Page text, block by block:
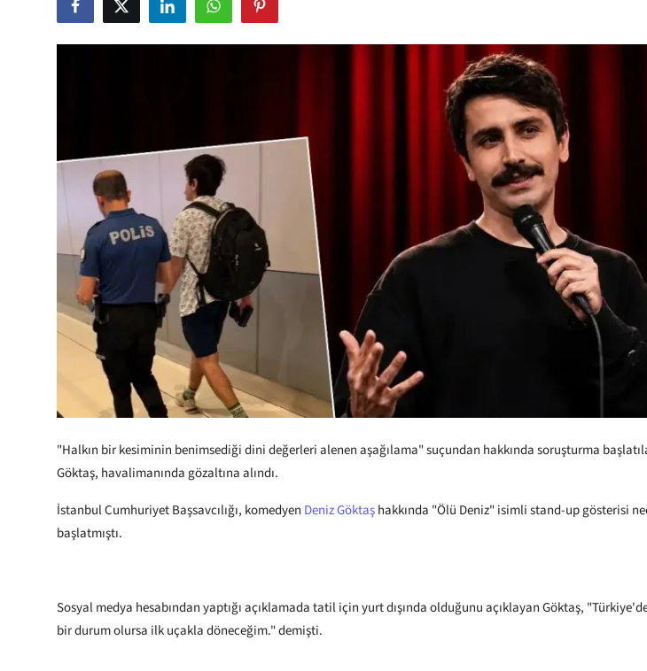
"Halkın bir kesiminin benimsediği dini değerleri alenen aşağılama" suçundan hakkında soruşturma
Göktaş, havalimanında gözaltına alındı.
İstanbul Cumhuriyet Başsavcılığı, komedyen Deniz Göktaşhakkında "Ölü Deniz" isimli stand-up gösterisi
başlatmıştı.
Sosyal medya hesabından yaptığı açıklamada tatil için yurt dışında olduğunu açıklayan Göktaş,
bir durum olursa ilk uçakla döneceğim." demişti.